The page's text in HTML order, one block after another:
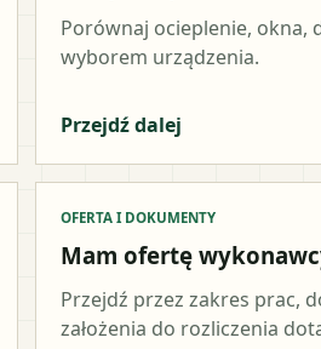
Porównaj ocieplenie, okna,
wyborem urządzenia.
Przejdź dalej
OFERTA I DOKUMENTY
Mam ofertę
Przejdź przez zakres prac,
założenia do rozliczenia